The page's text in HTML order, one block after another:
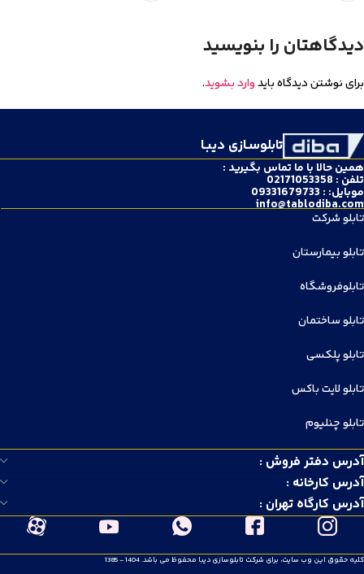
دیدگاهتان را بنویسید
برای نوشتن دیدگاه بایدوارد بشوید.
تابلوسـازی دیبـا
همین حالا با ما تماس بگیرید :
تلفن : 02171053358
موبایل: : 09331679733
info@tablodiba.com
تابلو شرکت
تابلو بیمارستان
تابلوفروشگاه
تابلو ساختمان
تابلو پلکسی
تابلو لایت باکس
تابلو چنلیوم
آدرس دفتر فروش :
آدرس کارخانه :
آدرس کارگاه تهران :
کلیه حقوق این وب سایت، برای شرکت تابلوسازی دیبا محفوظ می باشد. 1404 - 1385